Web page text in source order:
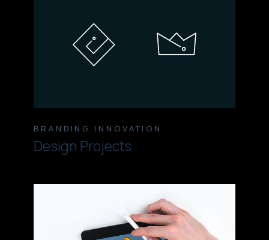
BRANDING INNOVATION
Design Projects